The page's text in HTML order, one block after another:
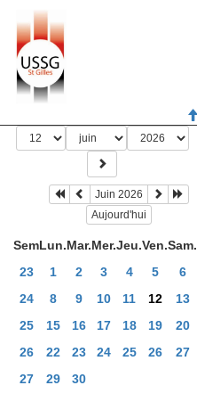
Juin 2026
Aujourd'hui
SemLun.Mar.Mer.Jeu.Ven.Sam.
23
1 2 3 4 5 6
24
8 9 10 11 12 13
25
15 16 17 18 19 20
26
22 23 24 25 26 27
27
29 30